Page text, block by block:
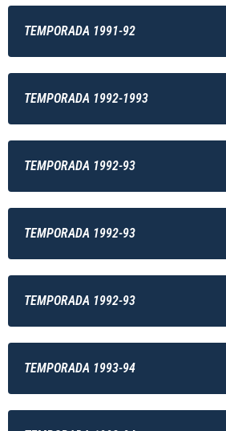
TEMPORADA 1991-92
TEMPORADA 1992-1993
TEMPORADA 1992-93
TEMPORADA 1992-93
TEMPORADA 1992-93
TEMPORADA 1993-94